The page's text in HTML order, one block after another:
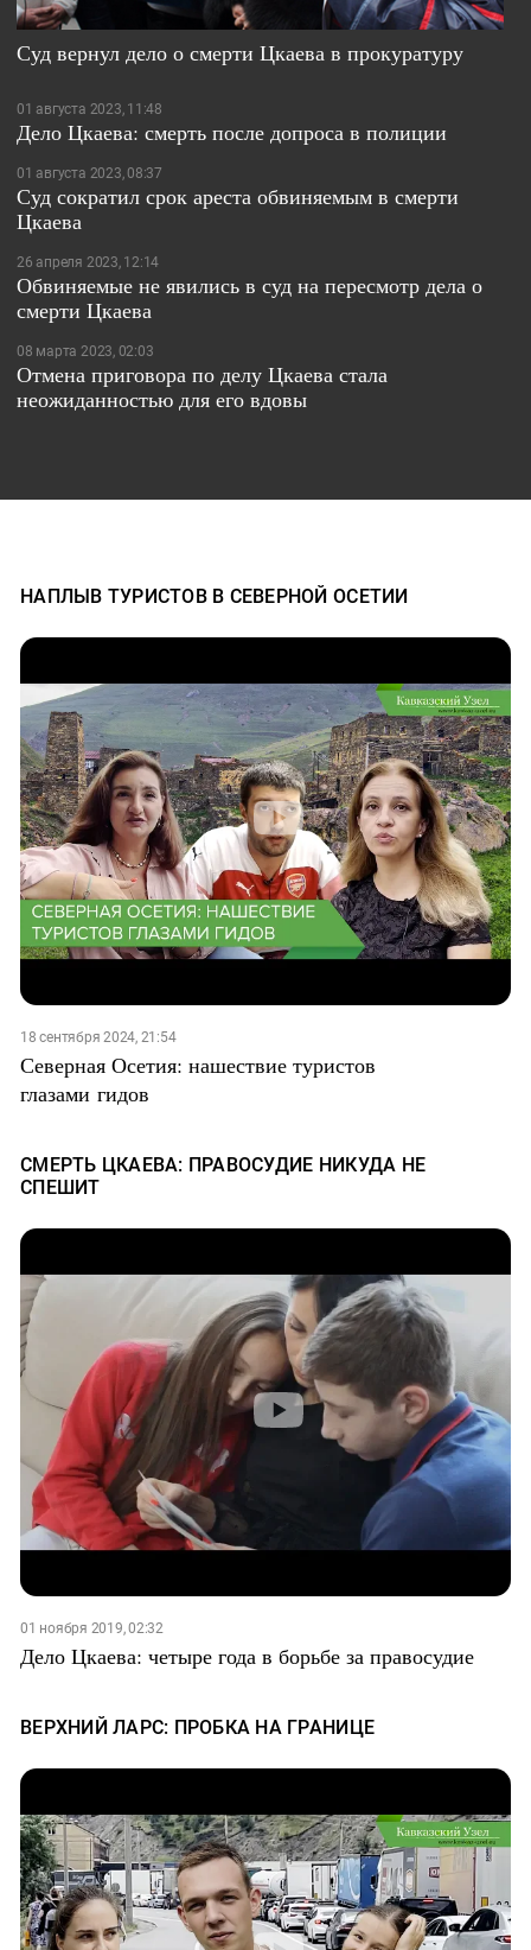
Суд вернул дело о смерти Цкаева в прокуратуру
01 августа 2023, 11:48
Дело Цкаева: смерть после допроса в полиции
01 августа 2023, 08:37
Суд сократил срок ареста обвиняемым в смерти
Цкаева
26 апреля 2023, 12:14
Обвиняемые не явились в суд на пересмотр дела о
смерти Цкаева
08 марта 2023, 02:03
Отмена приговора по делу Цкаева стала
неожиданностью для его вдовы
НАПЛЫВ ТУРИСТОВ В СЕВЕРНОЙ ОСЕТИИ
18 сентября 2024, 21:54
Северная Осетия: нашествие туристов
глазами гидов
СМЕРТЬ ЦКАЕВА: ПРАВОСУДИЕ НИКУДА НЕ
СПЕШИТ
01 ноября 2019, 02:32
Дело Цкаева: четыре года в борьбе за правосудие
ВЕРХНИЙ ЛАРС: ПРОБКА НА ГРАНИЦЕ